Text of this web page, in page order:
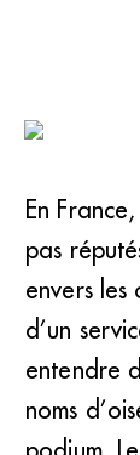
En
pas
envers les
d’un
entendre
noms